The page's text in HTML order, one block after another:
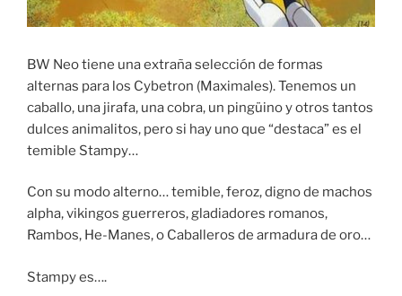
BW Neo tiene una extraña selección de formas
alternas para los Cybetron (Maximales). Tenemos un
caballo, una jirafa, una cobra, un pingüino y otros tantos
dulces animalitos, pero si hay uno que “destaca” es el
temible Stampy…
Con su modo alterno… temible, feroz, digno de machos
alpha, vikingos guerreros, gladiadores romanos,
Rambos, He-Manes, o Caballeros de armadura de oro…
Stampy es….